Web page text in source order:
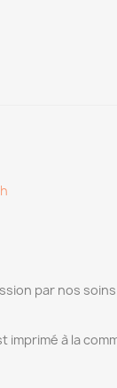
par nos soins
imprimé à la